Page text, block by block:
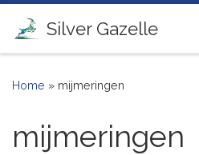
Ga naar inhoud
Silver Gazelle
Home » mijmeringen
mijmeringen